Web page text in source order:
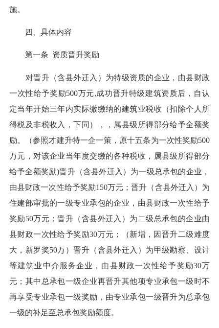
施。
四、具体内容
第一条 资质晋升奖励
对晋升（含县外迁入）为特级资质的企业，由县财政
一次性给予奖励500万元,成功晋升特级建筑资质后，自认
定当年开始三年内实际缴缴纳的建筑业税收（扣除个人所
得税及非税收入，下同），，属县级所得部分给予全额奖
励。（参照才建升特一企一策，原十五条为一次性奖励500
万元，对该企业当年度交缴的各种税收，属县级所得部分
给予全额奖励)晋升（含县外迁入）为一级总承包的企业，
由县财政一次性给予奖励150万元；晋升（含县外迁入）为
住建部审批的一级专业承包的企业，由县财政一次性给予
奖励50万元；晋升（含县外迁入）为二级总承包的企业由
县财政一次性给予奖励30万元；（新增，因晋升二级难度
大，新罗奖50万）晋升（含县外迁入）为甲级勘察、设计
等建筑业中介服务企业，由县财政一次性给予奖励30万
元；其中总承包一级企业再晋升其他项专业承包一级时不
再享受专业承包一级奖励，由专业承包一级晋升为总承包
一级的补足至总承包奖励额度。